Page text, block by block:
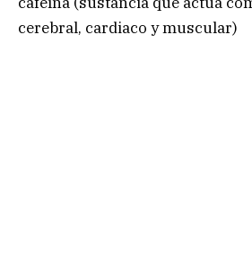
cerebral, cardiaco y muscular)